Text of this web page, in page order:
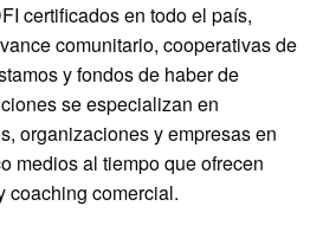
certificados en todo el país,
comunitario, cooperativas de
y fondos de haber de
se especializan en
organizaciones y empresas en
medios al tiempo que ofrecen
coaching comercial.